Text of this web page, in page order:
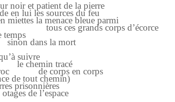
noir et patient de la pierre
lui les sources du feu
miettes la menace bleue parmi
grands corps d’écorce
temps
la mort
suivre
tracé
roc de corps en corps
de tout chemin)
prisonnières
de l’espace